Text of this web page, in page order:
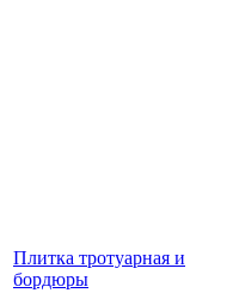
Плитка тротуарная и
бордюры